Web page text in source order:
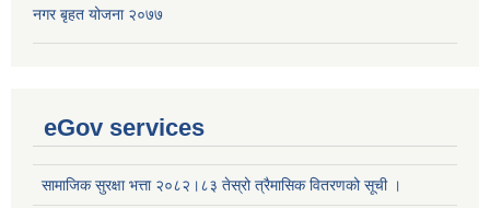
नगर बृहत योजना २०७७
eGov services
सामाजिक सुरक्षा भत्ता २०८२।८३ तेस्रो त्रैमासिक वितरणको सूची ।